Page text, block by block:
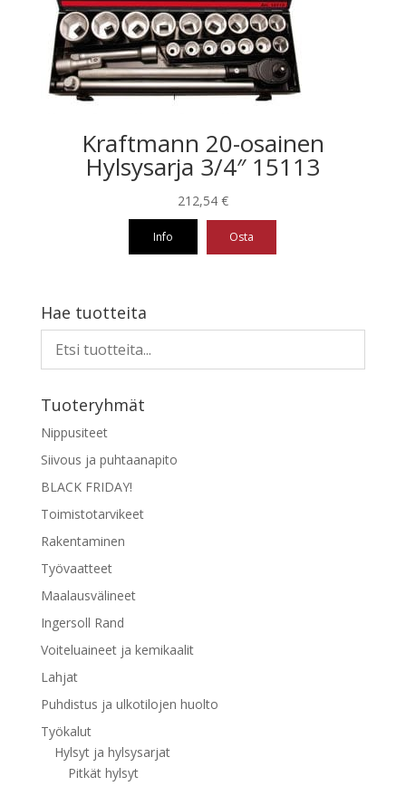
Kraftmann 20-osainen
Hylsysarja 3/4″ 15113
212,54 €
Info Osta
Hae tuotteita
Tuoteryhmät
Nippusiteet
Siivous ja puhtaanapito
BLACK FRIDAY!
Toimistotarvikeet
Rakentaminen
Työvaatteet
Maalausvälineet
Ingersoll Rand
Voiteluaineet ja kemikaalit
Lahjat
Puhdistus ja ulkotilojen huolto
Työkalut
Hylsyt ja hylsysarjat
Pitkät hylsyt